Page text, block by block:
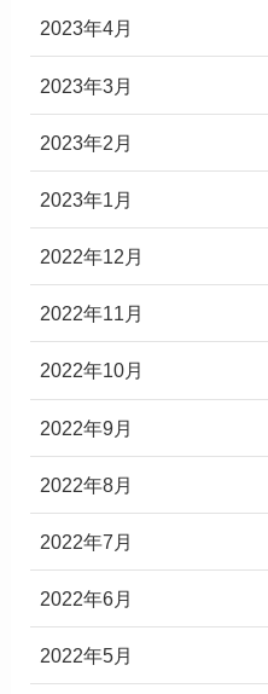
2023年4月
2023年3月
2023年2月
2023年1月
2022年12月
2022年11月
2022年10月
2022年9月
2022年8月
2022年7月
2022年6月
2022年5月